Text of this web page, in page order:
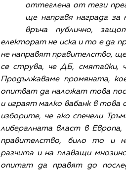
оттеглена от тези
ще направя награда
връча публично,
електорат не иска и то е да
не направят правителство,
се струва, че ДБ, смятайки,
Продължаваме промяната,
опитват да наложат това
и играят малко вабанк в
изборите, че ако спечели
либералната власт в
правителство, било то и
разчита и на плаващи
опитат да правят до